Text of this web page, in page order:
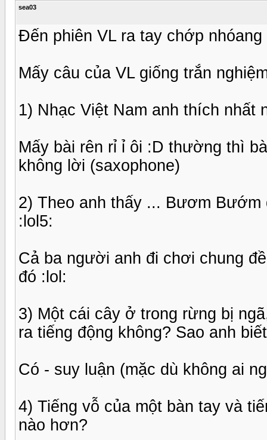
sea03
Đến phiên VL ra tay chớp
Mấy câu của VL giống trắn
1) Nhạc Việt Nam anh thích nhất
Mấy bài rên rỉ ỉ ôi :D thường thì
không lời (saxophone)
2) Theo anh thấy ... Bươm
:lol5:
Cả ba người anh đi chơi chung
đó :lol:
3) Một cái cây ở trong rừng bị
ra tiếng động không? Sao anh
Có - suy luận (mặc dù không ai
4) Tiếng vỗ của một bàn tay và
nào hơn?